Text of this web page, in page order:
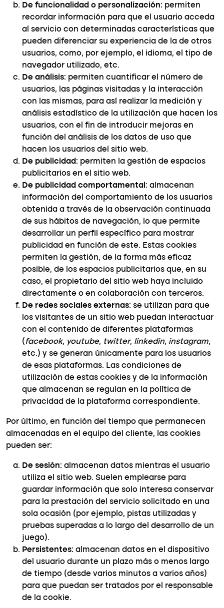
De funcionalidad o personalización: permiten
recordar información para que el usuario acceda
al servicio con determinadas características que
pueden diferenciar su experiencia de la de otros
usuarios, como, por ejemplo, el idioma, el tipo de
navegador utilizado, etc.
De análisis: permiten cuantificar el número de
usuarios, las páginas visitadas y la interacción
con las mismas, para así realizar la medición y
análisis estadístico de la utilización que hacen los
usuarios, con el fin de introducir mejoras en
función del análisis de los datos de uso que
hacen los usuarios del sitio web.
De publicidad: permiten la gestión de espacios
publicitarios en el sitio web.
De publicidad comportamental : almacenan
información del comportamiento de los usuarios
obtenida a través de la observación continuada
de sus hábitos de navegación, lo que permite
desarrollar un perfil específico para mostrar
publicidad en función de este. Estas cookies
permiten la gestión, de la forma más eficaz
posible, de los espacios publicitarios que, en su
caso, el propietario del sitio web haya incluido
directamente o en colaboración con terceros.
De redes sociales externas: se utilizan para que
los visitantes de un sitio web puedan interactuar
con el contenido de diferentes plataformas
( facebook, youtube, twitter, linkedin, instagram,
etc.) y se generan únicamente para los usuarios
de esas plataformas. Las condiciones de
utilización de estas cookies y de la información
que almacenan se regulan en la política de
privacidad de la plataforma correspondiente.
Por último, en función del tiempo que permanecen
almacenadas en el equipo del cliente, las cookies
pueden ser:
De sesión: almacenan datos mientras el usuario
utiliza el sitio web. Suelen emplearse para
guardar información que solo interesa conservar
para la prestación del servicio solicitado en una
sola ocasión (por ejemplo, pistas utilizadas y
pruebas superadas a lo largo del desarrollo de un
juego).
Persistentes: almacenan datos en el dispositivo
del usuario durante un plazo más o menos largo
de tiempo (desde varios minutos a varios años)
para que puedan ser tratados por el responsable
de la cookie.